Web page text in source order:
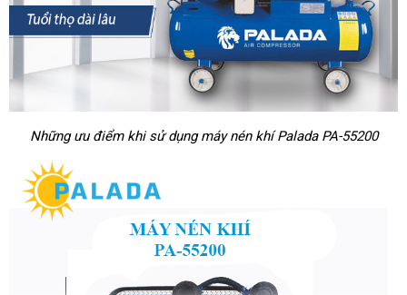
Những ưu điểm khi sử dụng máy nén khí Palada PA-55200